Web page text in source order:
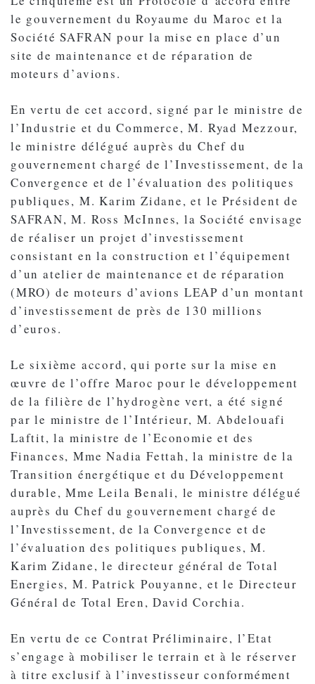
le gouvernement du Royaume du Maroc et la
Société SAFRAN pour la mise en place d’un
site de maintenance et de réparation de
moteurs d’avions.
En vertu de cet accord, signé par le ministre de
l’Industrie et du Commerce, M. Ryad Mezzour,
le ministre délégué auprès du Chef du
gouvernement chargé de l’Investissement, de la
Convergence et de l’évaluation des politiques
publiques, M. Karim Zidane, et le Président de
SAFRAN, M. Ross McInnes, la Société envisage
de réaliser un projet d’investissement
consistant en la construction et l’équipement
d’un atelier de maintenance et de réparation
(MRO) de moteurs d’avions LEAP d’un montant
d’investissement de près de 130 millions
d’euros.
Le sixième accord, qui porte sur la mise en
œuvre de l’offre Maroc pour le développement
de la filière de l’hydrogène vert, a été signé
par le ministre de l’Intérieur, M. Abdelouafi
Laftit, la ministre de l’Economie et des
Finances, Mme Nadia Fettah, la ministre de la
Transition énergétique et du Développement
durable, Mme Leila Benali, le ministre délégué
auprès du Chef du gouvernement chargé de
l’Investissement, de la Convergence et de
l’évaluation des politiques publiques, M.
Karim Zidane, le directeur général de Total
Energies, M. Patrick Pouyanne, et le Directeur
Général de Total Eren, David Corchia.
En vertu de ce Contrat Préliminaire, l’Etat
s’engage à mobiliser le terrain et à le réserver
à titre exclusif à l’investisseur conformément